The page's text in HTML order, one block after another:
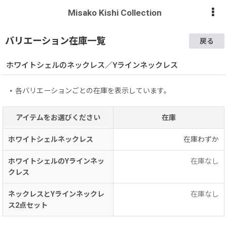
Misako Kishi Collection
バリエーション在庫一覧 戻る
ホワイトシェルのネックレス／Yラインネックレス
各バリエーションごとの在庫を表示しています。
アイテムをお選びください 在庫
ホワイトシェルネックレス 在庫わずか
ホワイトシェルのYラインネッ
クレス
在庫なし
ネックレスとYラインネックレ
ス2点セット
在庫なし